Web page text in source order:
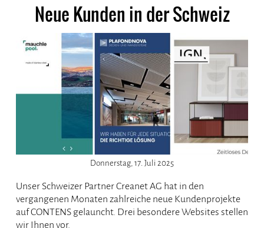
Neue Kunden in der Schweiz
Donnerstag, 17. Juli 2025
Unser Schweizer Partner Creanet AG hat in den
vergangenen Monaten zahlreiche neue Kundenprojekte
auf CONTENS gelauncht. Drei besondere Websites stellen
wir Ihnen vor.